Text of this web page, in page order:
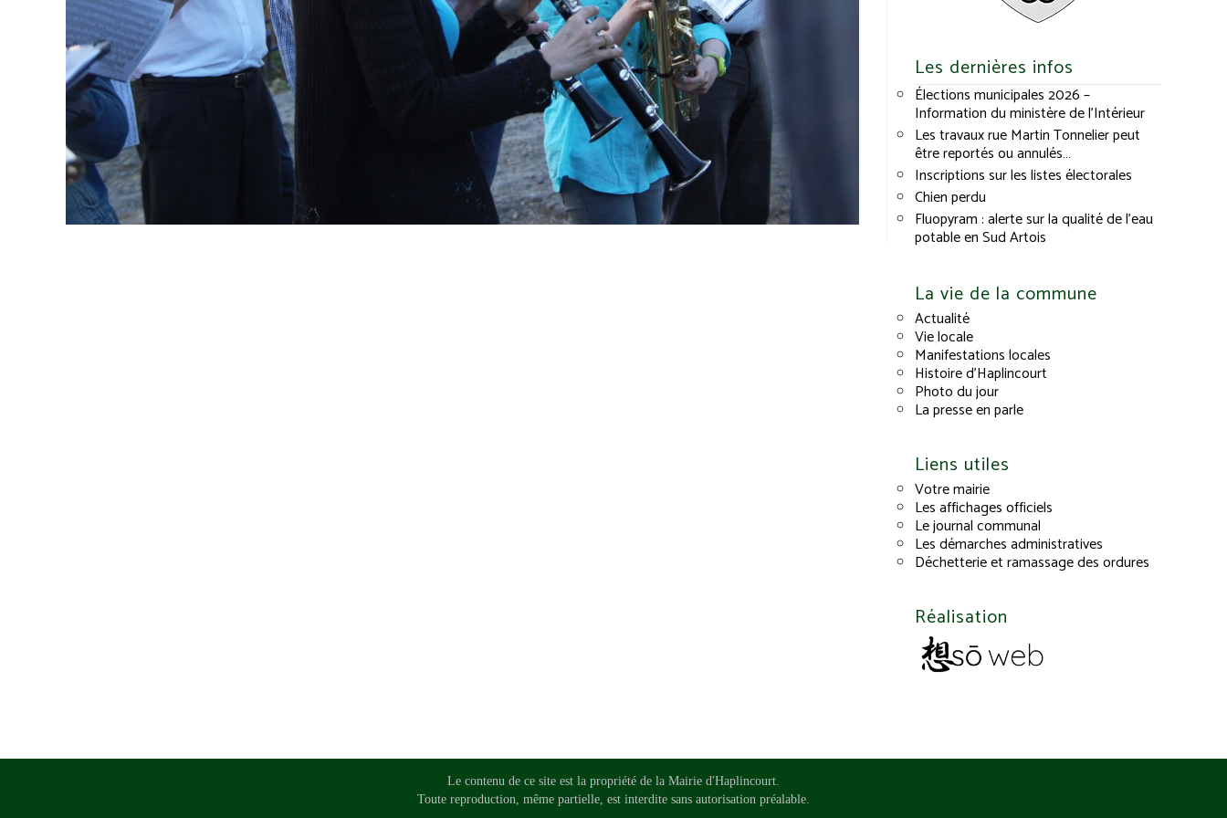
Les dernières infos
Élections municipales 2026 –
Information du ministère de l’Intérieur
Les travaux rue Martin Tonnelier peut
être reportés ou annulés…
Inscriptions sur les listes électorales
Chien perdu
Fluopyram : alerte sur la qualité de l’eau
potable en Sud Artois
La vie de la commune
Actualité
Vie locale
Manifestations locales
Histoire d’Haplincourt
Photo du jour
La presse en parle
Liens utiles
Votre mairie
Les affichages officiels
Le journal communal
Les démarches administratives
Déchetterie et ramassage des ordures
Réalisation
Le contenu de ce site est la propriété de la Mairie d'Haplincourt.
Toute reproduction, même partielle, est interdite sans autorisation préalable.